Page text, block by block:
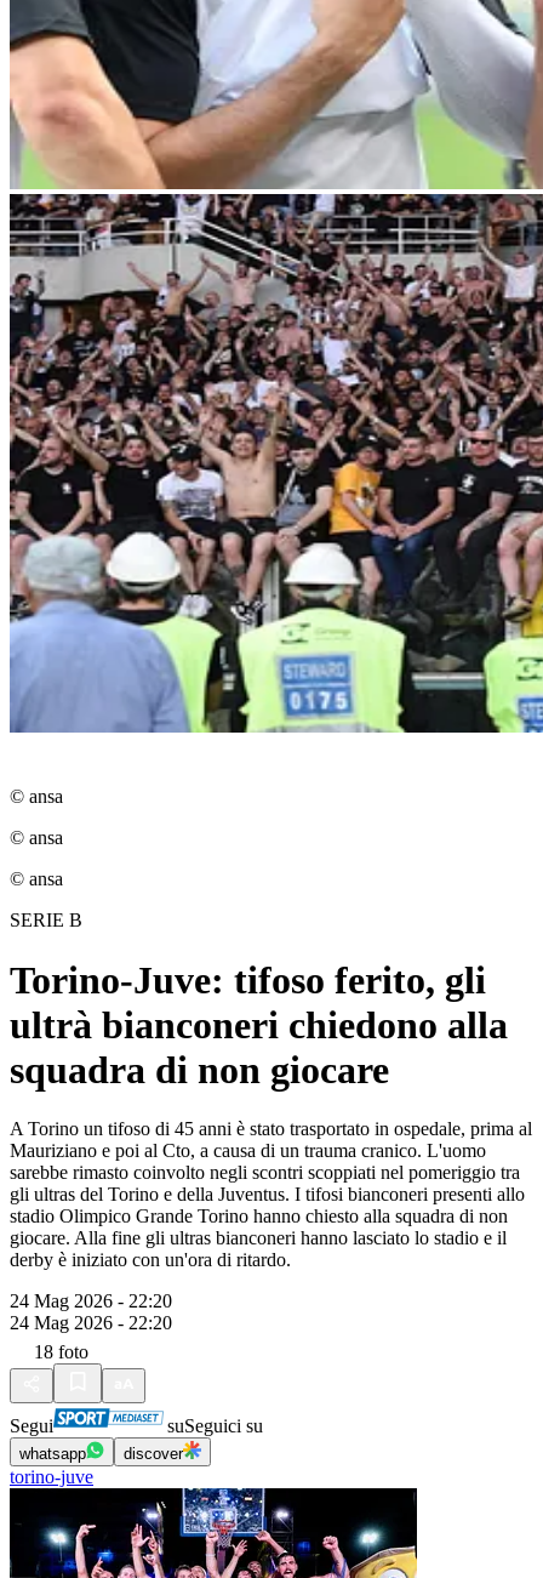
© ansa
© ansa
© ansa
SERIE B
Torino-Juve: tifoso ferito, gli
ultrà bianconeri chiedono alla
squadra di non giocare
A Torino un tifoso di 45 anni è stato trasportato in ospedale, prima al
Mauriziano e poi al Cto, a causa di un trauma cranico. L'uomo
sarebbe rimasto coinvolto negli scontri scoppiati nel pomeriggio tra
gli ultras del Torino e della Juventus. I tifosi bianconeri presenti allo
stadio Olimpico Grande Torino hanno chiesto alla squadra di non
giocare. Alla fine gli ultras bianconeri hanno lasciato lo stadio e il
derby è iniziato con un'ora di ritardo.
24 Mag 2026 - 22:20
24 Mag 2026 - 22:20
18 foto
Segui suSeguici su
whatsapp discover
torino-juve